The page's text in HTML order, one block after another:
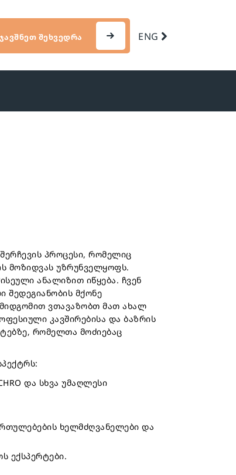
ᲨᲔᲮᲕᲔᲓᲠᲐ ENG
პროცესი, რომელიც
მოზიდვას უზრუნველყოფს.
ანალიზით იწყება. ჩვენ
მქონე
ვთავაზობთ მათ ახალ
კავშირებისა და ბაზრის
რომელთა მოძიებაც
და სხვა უმაღლესი
ხელმძღვანელები და
ექსპერტები.